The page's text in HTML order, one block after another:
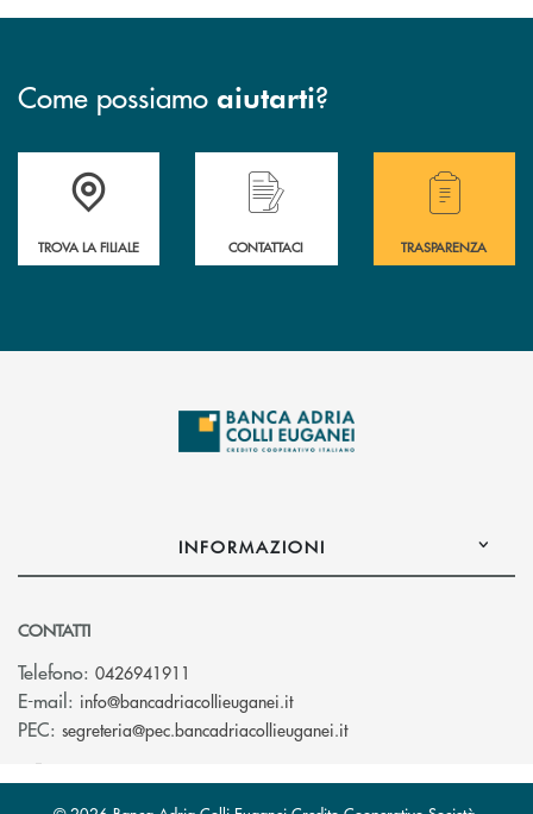
Come possiamo aiutarti?
Accedi all' elenco completo delle filiali .
TROVA LA FILIALE
Hai bisogno di assistenza immediata?
CONTATTACI
Hai bisogno di
TRASPARENZA
INFORMAZIONI
CONTATTI
Telefono: 0426941911
E-mail: info@bancadriacollieuganei.it(si apre l’app di posta
PEC: segreteria@pec.bancadriacollieuganei.it(si apre l’app di